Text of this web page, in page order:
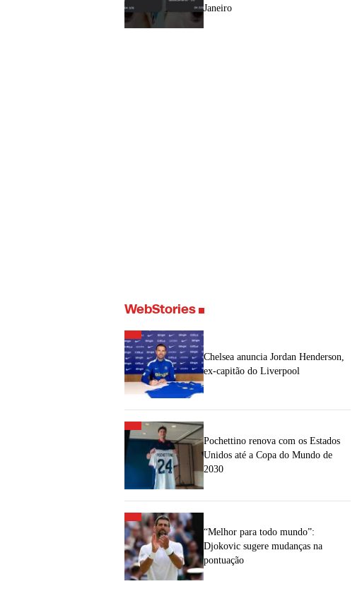
Janeiro
WebStories
Chelsea anuncia Jordan Henderson,
ex-capitão do Liverpool
Pochettino renova com os Estados
Unidos até a Copa do Mundo de
2030
“Melhor para todo mundo”:
Djokovic sugere mudanças na
pontuação